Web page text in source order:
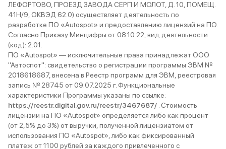
ЛЕФОРТОВО, ПРОЕЗД ЗАВОДА СЕРП И МОЛОТ, Д. 10, ПОМЕЩ.
41Н/9, ОКВЭД 62.0) осуществляет деятельность по
разработке ПО «Autospot» и предоставлению лицензий на ПО.
Согласно Приказу Минцифры от 08.10.22, вид деятельности
(код): 2.01.
ПО «Autospot» — исключительные права принадлежат ООО
"Автоспот": свидетельство о регистрации программы ЭВМ №
2018618687, внесена в Реестр программ для ЭВМ, реестровая
запись № 28745 от 09.07.2025 г. Функциональные
характеристики Программы указаны по ссылке:
https://reestr.digital.gov.ru/reestr/3467687/ . Стоимость
лицензии на ПО «Autospot» определяется либо как процент
(от 2,5% до 3%) от выручки, полученной лицензиатом от
использования ПО «Autospot», либо как фиксированный
платеж от 1100 рублей за каждого привлеченного с